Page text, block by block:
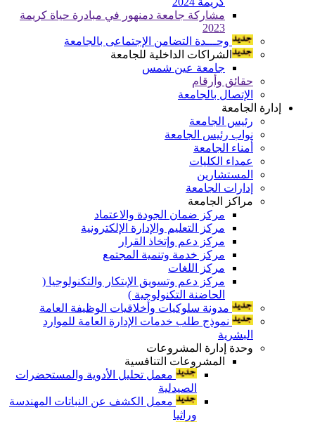
مشاركة جامعة دمنهور في مبادرة حياة كريمة
2023
وحـــدة التضامن الإجتماعى بالجامعة
الشراكات الداخلية للجامعة
جامعة عين شمس
حقائق وأرقام
الإتصال بالجامعة
إدارة الجامعة
رئيس الجامعة
نواب رئيس الجامعة
أمناء الجامعة
عمداء الكليات
المستشارين
إدارات الجامعة
مراكز الجامعة
مركز ضمان الجودة والاعتماد
مركز التعليم والإدارة الإلكترونية
مركز دعم وإتخاذ القرار
مركز خدمة وتنمية المجتمع
مركز اللغات
مركز دعم وتسويق الإبتكار والتكنولوجيا (
الحاضنة التكنولوجية )
مدونة سلوكيات وأخلاقيات الوظيفة العامة
نموذج طلب خدمات الإدارة العامة للموارد
البشرية
وحدة إدارة المشروعات
المشروعات التنافسية
معمل تحليل الأدوية والمستحضرات
الصيدلية
معمل الكشف عن النباتات المهندسة
وراثيا